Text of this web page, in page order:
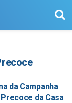
da Campanha
da Casa